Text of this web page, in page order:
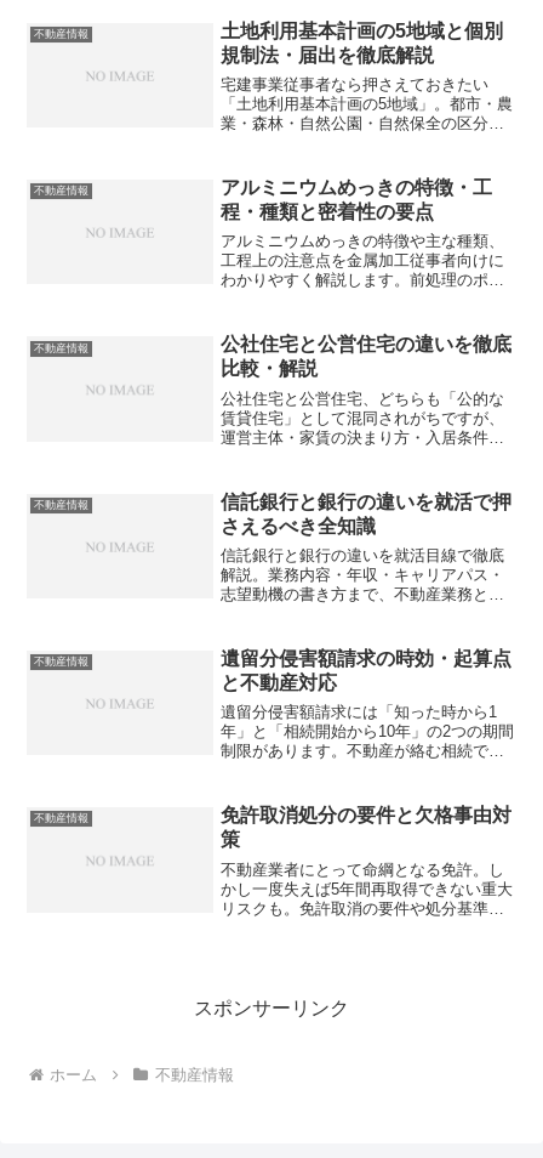
不動産情報
土地利用基本計画の5地域と個別
規制法・届出を徹底解説
宅建事業従事者なら押さえておきたい
「土地利用基本計画の5地域」。都市・農
業・森林・自然公園・自然保全の区分と
の罰金リスクまで、実務に直結するポイ
ントをわかりやすく解説します。あなた
の取引に潜むリスク、見落としていませ
んか？
不動産情報
アルミニウムめっきの特徴・工
程・種類と密着性の要点
アルミニウムめっきの特徴や主な種類、
工程上の注意点を金属加工従事者向けに
わかりやすく解説します。前処理のポイ
不動産情報
公社住宅と公営住宅の違いを徹底
比較・解説
公社住宅と公営住宅、どちらも「公的な
賃貸住宅」として混同されがちですが、
運営主体・家賃の決まり方・入居条件ま
不動産情報
信託銀行と銀行の違いを就活で押
さえるべき全知識
信託銀行と銀行の違いを就活目線で徹底
解説。業務内容・年収・キャリアパス・
志望動機の書き方まで、不動産業務との
不動産情報
遺留分侵害額請求の時効・起算点
と不動産対応
遺留分侵害額請求には「知った時から1
年」と「相続開始から10年」の2つの期間
制限があります。不動産が絡む相続で起
か？
不動産情報
免許取消処分の要件と欠格事由対
策
不動産業者にとって命綱となる免許。し
かし一度失えば5年間再取得できない重大
リスクも。免許取消の要件や処分基準、
スポンサーリンク
ホーム 不動産情報